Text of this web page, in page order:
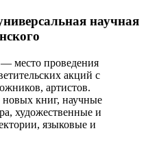
научная
место проведения
акций с
артистов.
новых книг, научные
художественные и
языковые и